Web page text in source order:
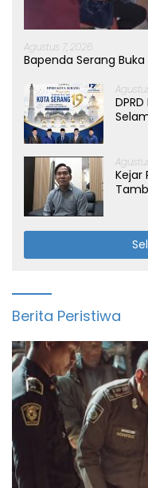
Agustus 7, 2026
Bapenda Serang Buka
Kejar
Berita Peristiwa